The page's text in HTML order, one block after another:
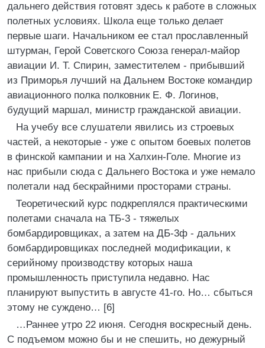
дальнего действия готовят здесь к работе в сложных
полетных условиях. Школа еще только делает
первые шаги. Начальником ее стал прославленный
штурман, Герой Советского Союза генерал-майор
авиации И. Т. Спирин, заместителем - прибывший
из Приморья лучший на Дальнем Востоке командир
авиационного полка полковник Е. Ф. Логинов,
будущий маршал, министр гражданской авиации.
На учебу все слушатели явились из строевых
частей, а некоторые - уже с опытом боевых полетов
в финской кампании и на Халхин-Голе. Многие из
нас прибыли сюда с Дальнего Востока и уже немало
полетали над бескрайними просторами страны.
Теоретический курс подкреплялся практическими
полетами сначала на ТБ-3 - тяжелых
бомбардировщиках, а затем на ДБ-3ф - дальних
бомбардировщиках последней модификации, к
серийному производству которых наша
промышленность приступила недавно. Нас
планируют выпустить в августе 41-го. Но… сбыться
этому не суждено… [6]
…Раннее утро 22 июня. Сегодня воскресный день.
С подъемом можно бы и не спешить, но дежурный